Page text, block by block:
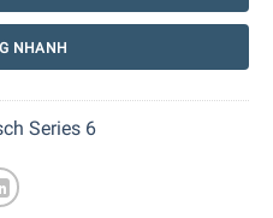
NHANH
Series 6